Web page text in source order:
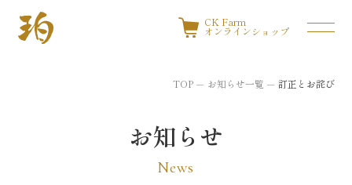
CK Farm
オンラインショップ
TOP お知らせ一覧 訂正とお詫び
お知らせ
News